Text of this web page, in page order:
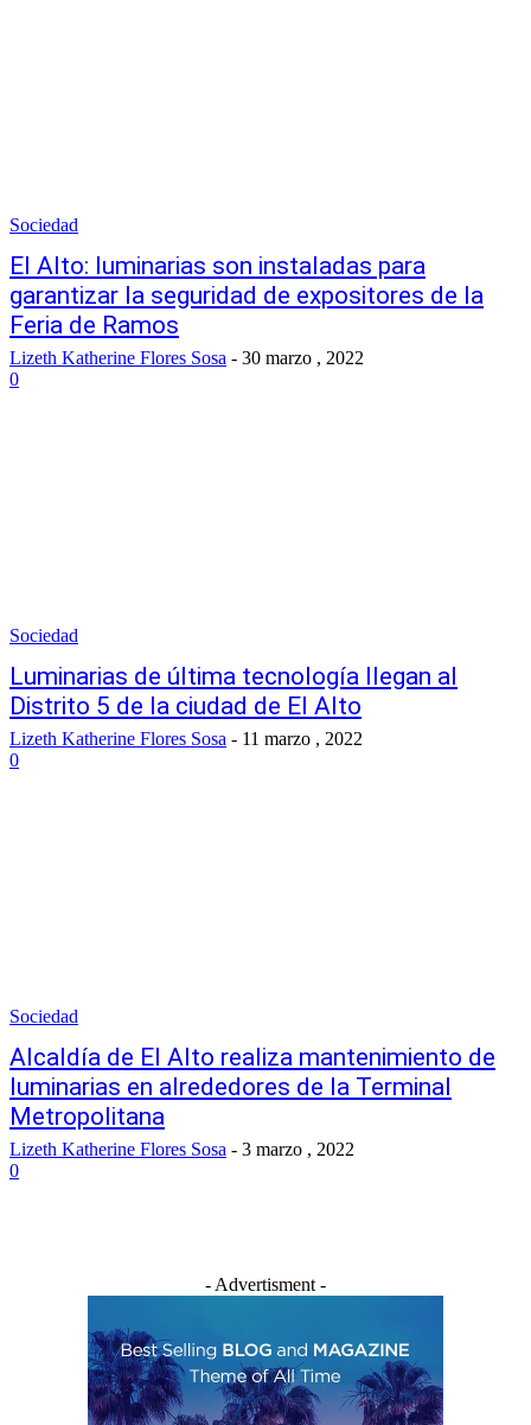
Sociedad
El Alto: luminarias son instaladas para
garantizar la seguridad de expositores de la
Feria de Ramos
Lizeth Katherine Flores Sosa - 30 marzo , 2022
0
Sociedad
Luminarias de última tecnología llegan al
Distrito 5 de la ciudad de El Alto
Lizeth Katherine Flores Sosa - 11 marzo , 2022
0
Sociedad
Alcaldía de El Alto realiza mantenimiento de
luminarias en alrededores de la Terminal
Metropolitana
Lizeth Katherine Flores Sosa - 3 marzo , 2022
0
- Advertisment -